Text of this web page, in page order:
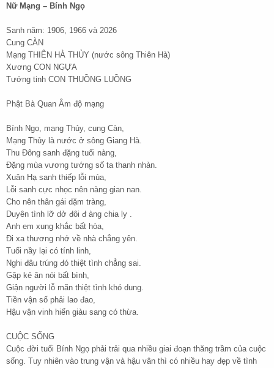
Nữ Mạng – Bính Ngọ
Sanh năm: 1906, 1966 và 2026
Cung CÀN
Mạng THIÊN HÀ THỦY (nước sông Thiên Hà)
Xương CON NGỰA
Tướng tinh CON THUỒNG LUỒNG
Phật Bà Quan Âm độ mạng
Bính Ngọ, mạng Thủy, cung Càn,
Mạng Thủy là nước ở sông Giang Hà.
Thu Đông sanh đặng tuổi nàng,
Đặng mùa vương tướng số ta thanh nhàn.
Xuân Hạ sanh thiếp lỗi mùa,
Lỗi sanh cực nhọc nên nàng gian nan.
Cho nên thân gái dặm tràng,
Duyên tình lỡ dở đôi đ àng chia ly .
Anh em xung khắc bất hòa,
Đi xa thương nhớ về nhà chẳng yên.
Tuổi nầy lại có tính linh,
Nghi đâu trúng đó thiệt tình chẳng sai.
Gặp kẻ ăn nói bất bình,
Giận người lỗ mãn thiệt tình khó dung.
Tiền vận số phải lao đao,
Hậu vận vinh hiển giàu sang có thừa.
CUỘC SỐNG
Cuộc đời tuổi Bính Ngọ phải trải qua nhiều giai đoạn thăng trầm của cuộc
sống. Tuy nhiên vào trung vận và hậu vân thì có nhiều hay đẹp về tình